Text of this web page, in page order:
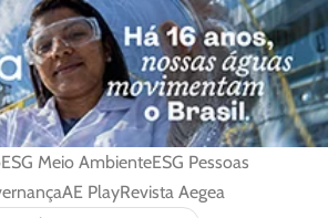
ESG Meio AmbienteESG Pessoas
AE PlayRevista Aegea